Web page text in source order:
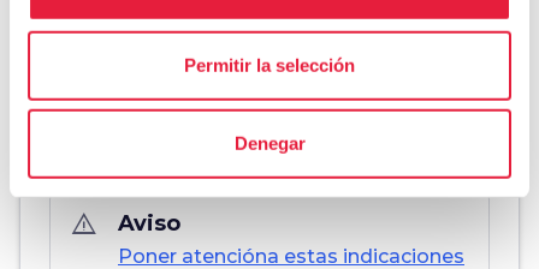
Permitir la selección
Denegar
Recorrido y ficha del itinerario
warning_amber Aviso
Poner atencióna estas indicaciones